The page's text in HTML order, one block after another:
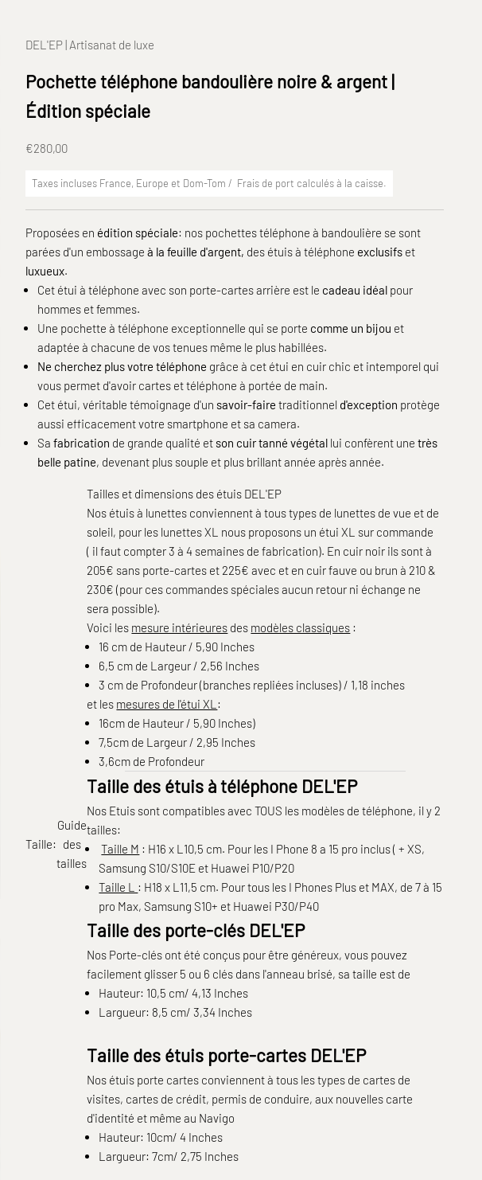
DEL'EP | Artisanat de luxe
Pochette téléphone bandoulière noire & argent |
Édition spéciale
Prix de vente
€280,00
Taxes incluses France, Europe et Dom-Tom / Frais de port calculés à la caisse.
Proposées en édition spéciale: nos pochettes téléphone à bandoulière se sont
parées d'un embossageà la feuille d'argent, des étuis à téléphone exclusifs et
luxueux.
Cet étui à téléphone avec son porte-cartes arrière est le cadeau idéal pour
hommes et femmes.
Une pochette à téléphone exceptionnelle qui se porte comme un bijou et
adaptée à chacune de vos tenues même le plus habillées.
Ne cherchez plus votre téléphone grâce à cet étui en cuir chic et intemporel qui
vous permet d'avoir cartes et téléphone à portée de main.
Cet étui, véritable témoignage d'un savoir-fairetraditionnel d'exception protège
aussi efficacement votre smartphone et sa camera.
Safabrication de grande qualité et son cuir tanné végétal lui confèrent unetrès
belle patine, devenant plus souple et plus brillant année après année.
Taille:
Guide
des
tailles
Tailles et dimensions des étuis DEL'EP
Nos étuis à lunettes conviennent à tous types de lunettes de vue et de
soleil, pour les lunettes XL nous proposons un étui XL sur commande
( il faut compter 3 à 4 semaines de fabrication). En cuir noir ils sont à
205€ sans porte-cartes et 225€ avec et en cuir fauve ou brun à 210 &
230€ (pour ces commandes spéciales aucun retour ni échange ne
sera possible).
Voici les mesure intérieures des modèles classiques :
16 cm de Hauteur / 5,90 Inches
6,5 cm de Largeur / 2,56 Inches
3 cm de Profondeur(branches repliées incluses) / 1,18 inches
et les mesures de l'étui XL :
16cm de Hauteur / 5,90 Inches)
7,5cm de Largeur / 2,95 Inches
3,6cm de Profondeur
Taille des étuis à téléphone DEL'EP
Nos Etuis sont compatibles avec TOUS les modèles de téléphone, il y 2
tailles:
Taille M : H16 x L10,5 cm. Pour les I Phone 8 a 15 pro inclus ( + XS,
Samsung S10/S10E et Huawei P10/P20
Taille L : H18 x L11,5 cm. Pour tous les I Phones Plus et MAX, de 7 à 15
pro Max, Samsung S10+ et Huawei P30/P40
Taille des porte-clés DEL'EP
Nos Porte-clés ont été conçus pour être généreux, vous pouvez
facilement glisser 5 ou 6 clés dans l'anneau brisé, sa taille est de
Hauteur: 10,5 cm/ 4,13 Inches
Largueur: 8,5 cm/ 3,34 Inches
Taille des étuis porte-cartes DEL'EP
Nos étuis porte cartes conviennent à tous les types de cartes de
visites, cartes de crédit, permis de conduire, aux nouvelles carte
d'identité et même au Navigo
Hauteur: 10cm/ 4 Inches
Largueur: 7cm/ 2,75 Inches